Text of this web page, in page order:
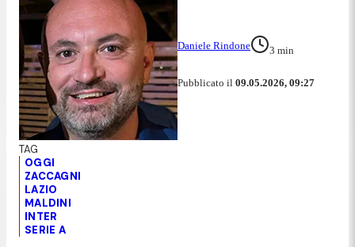
Daniele Rindone 3 min
Pubblicato il 09.05.2026, 09:27
OGGI
ZACCAGNI
LAZIO
MALDINI
INTER
SERIE A